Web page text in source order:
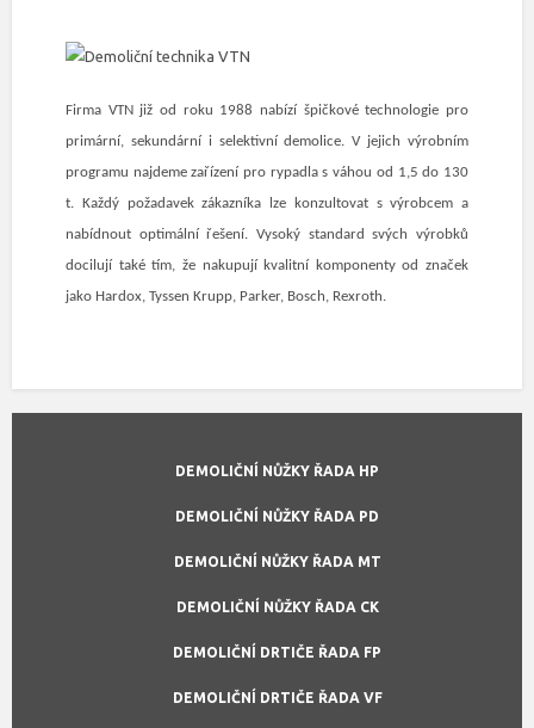
Firma VTN již od roku 1988 nabízí špičkové technologie pro
primární, sekundární i selektivní demolice. V jejich výrobním
programu najdeme zařízení pro rypadla s váhou od 1,5 do 130
t. Každý požadavek zákazníka lze konzultovat s výrobcem a
nabídnout optimální řešení. Vysoký standard svých výrobků
docilují také tím, že nakupují kvalitní komponenty od značek
jako Hardox, Tyssen Krupp, Parker, Bosch, Rexroth.
DEMOLIČNÍ NŮŽKY ŘADA HP
DEMOLIČNÍ NŮŽKY ŘADA PD
DEMOLIČNÍ NŮŽKY ŘADA MT
DEMOLIČNÍ NŮŽKY ŘADA CK
DEMOLIČNÍ DRTIČE ŘADA FP
DEMOLIČNÍ DRTIČE ŘADA VF